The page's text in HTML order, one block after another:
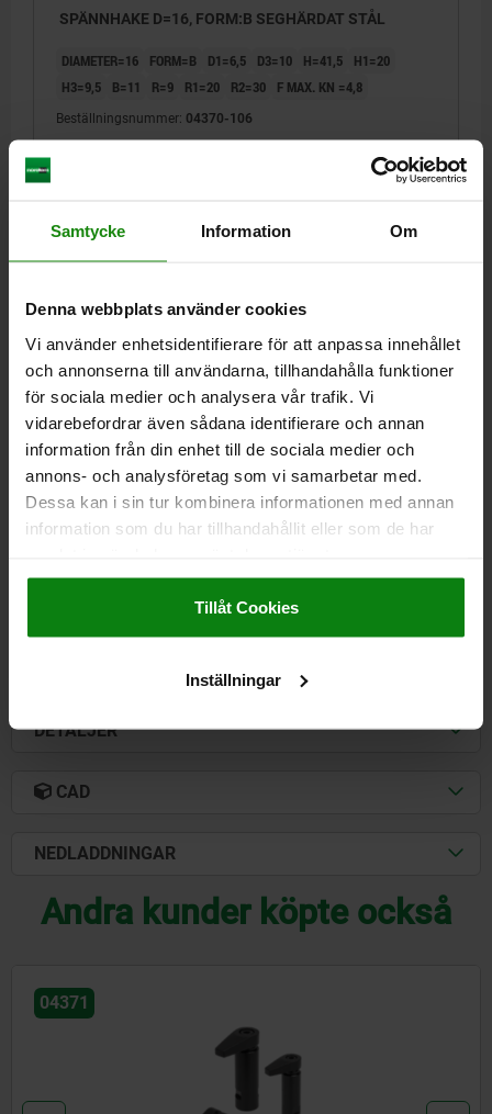
Samtycke Information Om
Denna webbplats använder cookies
Vi använder enhetsidentifierare för att anpassa innehållet
och annonserna till användarna, tillhandahålla funktioner
för sociala medier och analysera vår trafik. Vi
vidarebefordrar även sådana identifierare och annan
information från din enhet till de sociala medier och
annons- och analysföretag som vi samarbetar med.
Dessa kan i sin tur kombinera informationen med annan
information som du har tillhandahållit eller som de har
Impressum|Dataskydd|AGB
Tillåt Cookies
Inställningar
SPÄNNHAKE D=16, FORM:B SEGHÄRDAT STÅL
DIAMETER=16 FORM=B D1=6,5 D3=10 H=41,5
H1=20
H3=9,5
B=11 R=9 R1=20 R2=30 F MAX. KN =4,8
Beställningsnummer: 04370-106
DETALJER
SPÄNNHAKE D=32, FORM:B SEGHÄRDAT STÅL
DIAMETER=32 FORM=B D1=12,5 D3=17 H=82,5 H1=40
H3=19,5 B=20 R=18 R1=40 R2=80 F MAX. KN =20,2
Exkl. leveranskostnader
DETALJER
CAD
NEDLADDNINGAR
Andra kunder köpte också